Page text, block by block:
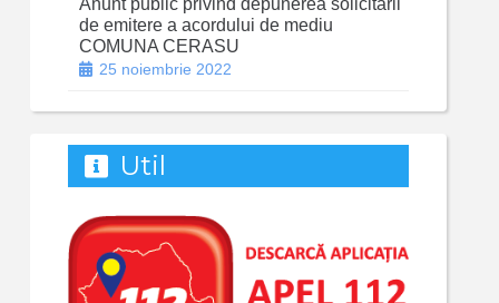
Anunt public privind depunerea solicitarii
de emitere a acordului de mediu
COMUNA CERASU
25 noiembrie 2022
Util